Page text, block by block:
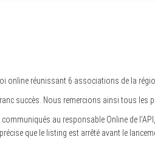
online réunissant 6 associations de la
succès. Nous remercions ainsi tous les
au responsable Online de
que le listing est arrêté avant le